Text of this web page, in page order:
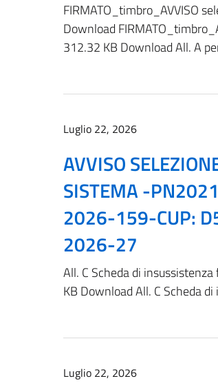
FIRMATO_timbro_AVVISO
Download
312.32 KB Download All. A
Luglio 22, 2026
AVVISO
SISTEMA -
2026-159-CUP:
2026-27
All. C Scheda di
KB Download All. C Scheda
Luglio 22, 2026